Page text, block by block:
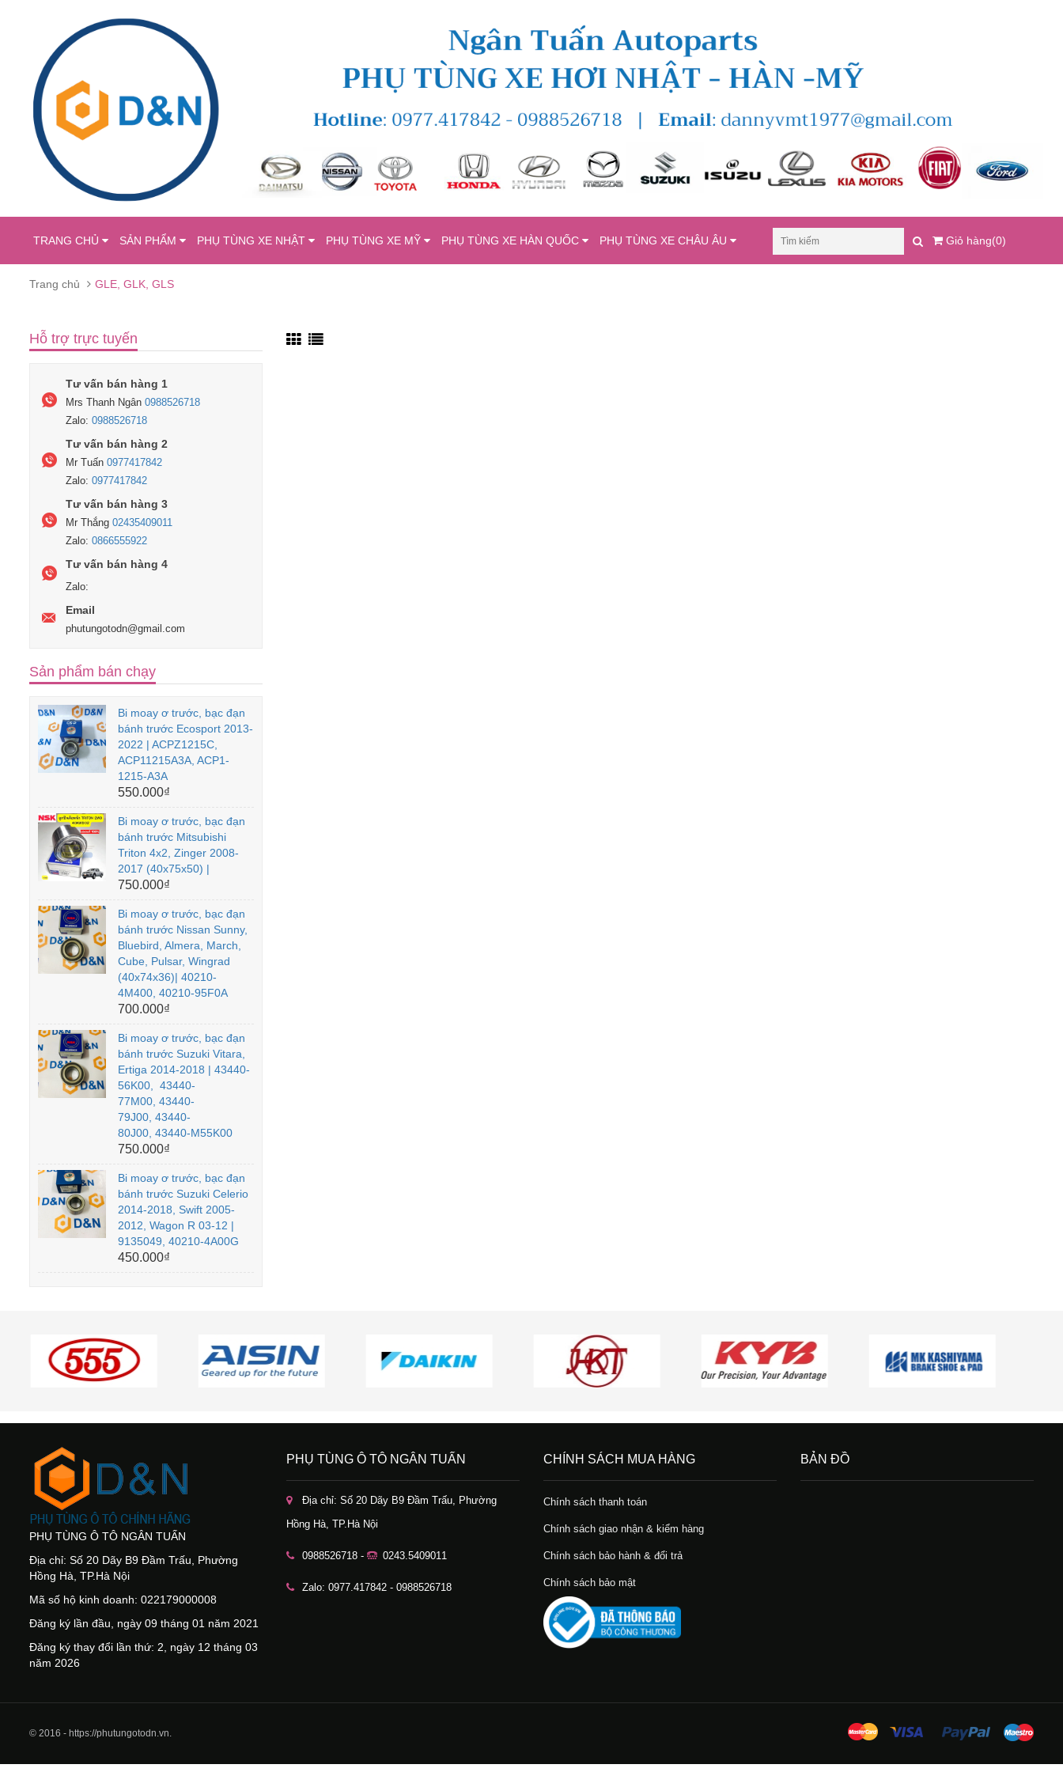
TRANG CHỦ SẢN PHẨM PHỤ TÙNG XE NHẬT PHỤ TÙNG XE MỸ PHỤ TÙNG XE HÀN QUỐC PHỤ TÙNG XE CHÂU ÂU Giỏ hàng(0)
Trang chủ GLE, GLK, GLS
Hỗ trợ trực tuyến
Tư vấn bán hàng 1
Mrs Thanh Ngân 0988526718
Zalo: 0988526718
Tư vấn bán hàng 2
Mr Tuấn 0977417842
Zalo: 0977417842
Tư vấn bán hàng 3
Mr Thắng 02435409011
Zalo: 0866555922
Tư vấn bán hàng 4
Zalo:
Email
phutungotodn@gmail.com
Sản phẩm bán chạy
Bi moay ơ trước, bạc đạn
bánh trước Ecosport 2013-
2022 | ACPZ1215C,
ACP11215A3A, ACP1-
1215-A3A
550.000₫
Bi moay ơ trước, bạc đạn
bánh trước Mitsubishi
Triton 4x2, Zinger 2008-
2017 (40x75x50) |
750.000₫
Bi moay ơ trước, bạc đạn
bánh trước Nissan Sunny,
Bluebird, Almera, March,
Cube, Pulsar, Wingrad
(40x74x36)| 40210-
4M400, 40210-95F0A
700.000₫
Bi moay ơ trước, bạc đạn
bánh trước Suzuki Vitara,
Ertiga 2014-2018 | 43440-
56K00, 43440-
77M00, 43440-
79J00, 43440-
80J00, 43440-M55K00
750.000₫
Bi moay ơ trước, bạc đạn
bánh trước Suzuki Celerio
2014-2018, Swift 2005-
2012, Wagon R 03-12 |
9135049, 40210-4A00G
450.000₫
PHỤ TÙNG Ô TÔ NGÂN TUẤN
Địa chỉ: Số 20 Dãy B9 Đầm Trấu, Phường
Hồng Hà, TP.Hà Nội
Mã số hộ kinh doanh: 022179000008
Đăng ký lần đầu, ngày 09 tháng 01 năm 2021
Đăng ký thay đổi lần thứ: 2, ngày 12 tháng 03
năm 2026
PHỤ TÙNG Ô TÔ NGÂN TUẤN
Địa chỉ: Số 20 Dãy B9 Đầm Trấu, Phường
Hồng Hà, TP.Hà Nội
0988526718 - 0243.5409011
Zalo: 0977.417842 - 0988526718
CHÍNH SÁCH MUA HÀNG
Chính sách thanh toán
Chính sách giao nhận & kiểm hàng
Chính sách bảo hành & đổi trả
Chính sách bảo mật
BẢN ĐỒ
© 2016 - https://phutungotodn.vn.